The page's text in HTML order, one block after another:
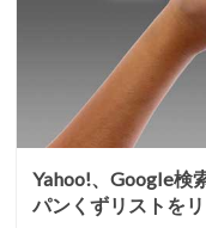
Yahoo!、Google検
パンくずリストを